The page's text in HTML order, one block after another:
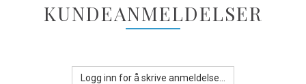
KUNDEANMELDELSER
Logg inn for å skrive anmeldelse...